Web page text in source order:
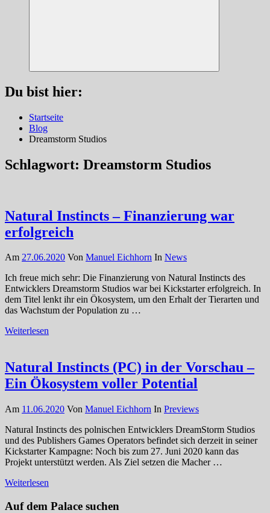
Suchen
Du bist hier:
Startseite
Blog
Dreamstorm Studios
Schlagwort: Dreamstorm Studios
Natural Instincts – Finanzierung war
erfolgreich
Am 27.06.2020 Von Manuel Eichhorn In News
Ich freue mich sehr: Die Finanzierung von Natural Instincts des
Entwicklers Dreamstorm Studios war bei Kickstarter erfolgreich. In
dem Titel lenkt ihr ein Ökosystem, um den Erhalt der Tierarten und
das Wachstum der Population zu …
Weiterlesen
Natural Instincts (PC) in der Vorschau –
Ein Ökosystem voller Potential
Am 11.06.2020 Von Manuel Eichhorn In Previews
Natural Instincts des polnischen Entwicklers DreamStorm Studios
und des Publishers Games Operators befindet sich derzeit in seiner
Kickstarter Kampagne: Noch bis zum 27. Juni 2020 kann das
Projekt unterstützt werden. Als Ziel setzen die Macher …
Weiterlesen
Auf dem Palace suchen